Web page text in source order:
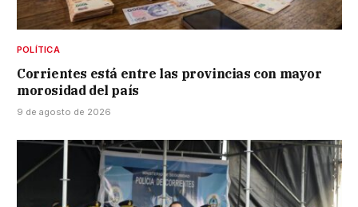
POLÍTICA
Corrientes está entre las provincias con mayor
morosidad del país
9 de agosto de 2026